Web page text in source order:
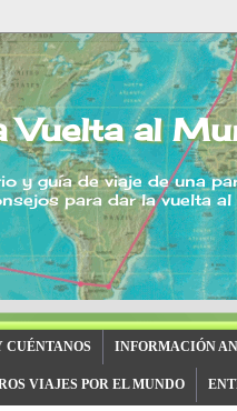
Vuelta al
y guía de viaje de una
para dar la vuelta
CUÉNTANOS INFORMACIÓN
VIAJES POR EL MUNDO